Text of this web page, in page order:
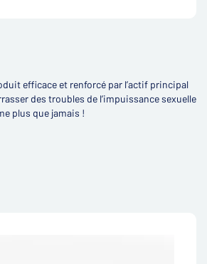
efficace et renforcé par l’actif principal
des troubles de l’impuissance sexuelle
plus que jamais !